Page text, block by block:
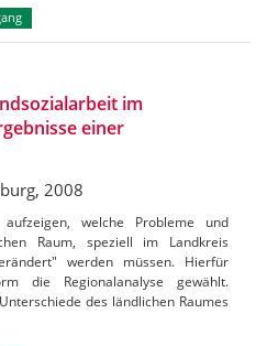
im
einer
2008
welche Probleme und
Raum, speziell im Landkreis
werden müssen. Hierfür
die Regionalanalyse gewählt.
des ländlichen Raumes